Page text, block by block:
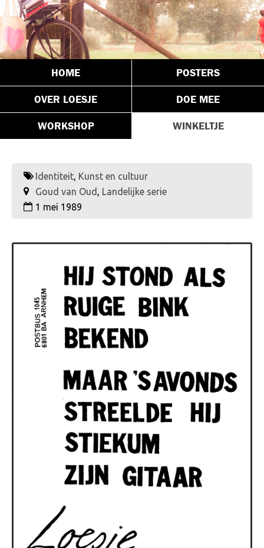
HOME POSTERS
OVER LOESJE DOE MEE
WORKSHOP WINKELTJE
Identiteit, Kunst en cultuur
Goud van Oud , Landelijke serie
1 mei 1989